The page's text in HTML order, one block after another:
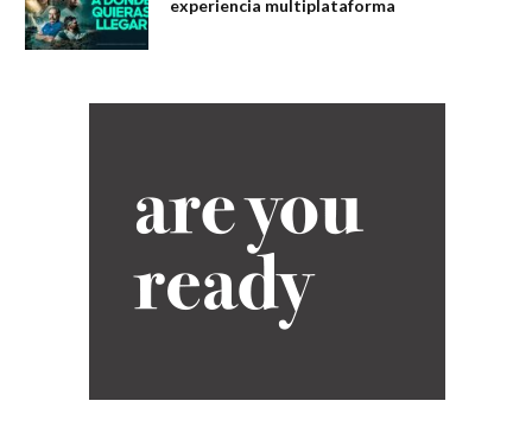
experiencia multiplataforma